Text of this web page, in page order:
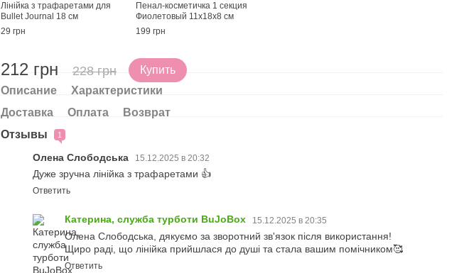
Лінійка з трафаретами для
Bullet Journal 18 см
29 грн
Пенал-косметичка 1 секция
Фиолетовый 11х18х8 см
199 грн
212 грн 228 грн
Купить
Описание
Характеристики
Доставка
Оплата
Возврат
Отзывы
1
Олена Слободська 15.12.2025 в 20:32
Дуже зручна лінійка з трафаретами 👍
Ответить
Катерина, служба турботи BuJoBox 15.12.2025 в 20:35
Олена Слободська, дякуємо за зворотний зв'язок після використання!
Щиро раді, що лінійка прийшлася до душі та стала вашим помічником🥰
Ответить